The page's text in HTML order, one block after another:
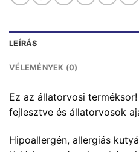
LEÍRÁS
VÉLEMÉNYEK (0)
Ez az állatorvosi
fejlesztve és állatorvosok
Hipoallergén, allergiás